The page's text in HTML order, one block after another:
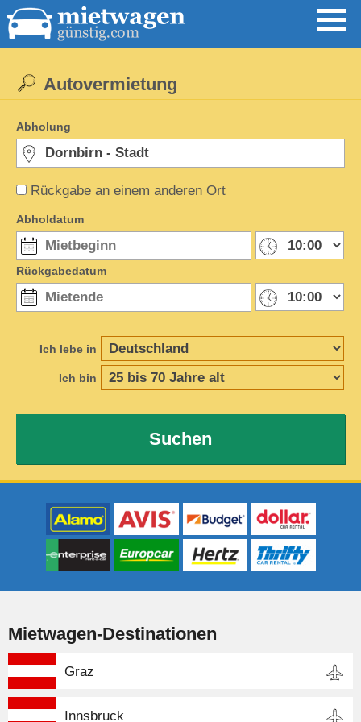
Rückgabe an einem anderen Ort
Autovermietung
Abholung
Abholdatum
Rückgabedatum
Ich lebe in
Ich bin
Suchen
Mietwagen-Destinationen
Graz
Innsbruck